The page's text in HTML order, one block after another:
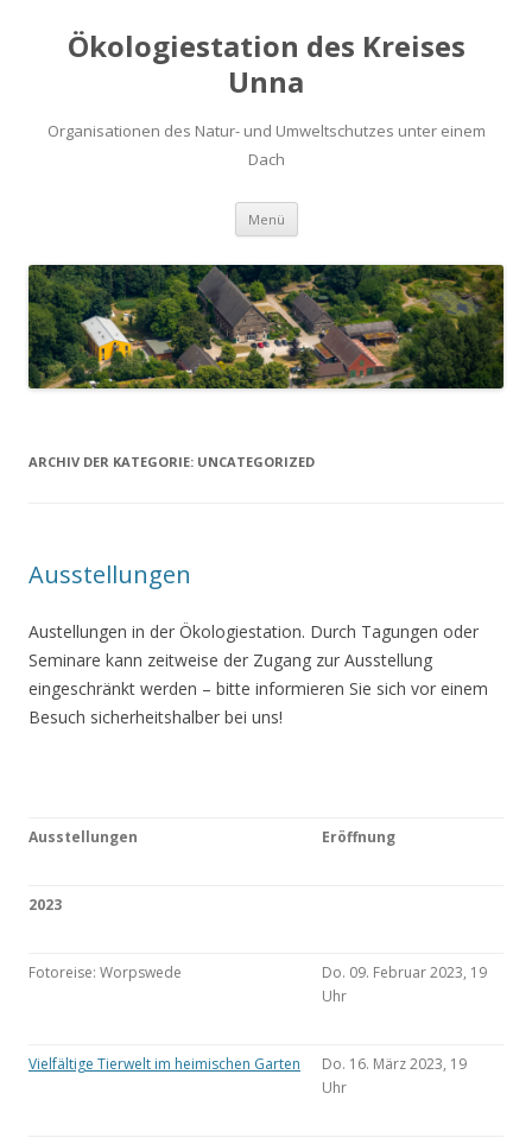
Ökologiestation des Kreises
Unna
Organisationen des Natur- und Umweltschutzes unter einem
Dach
Menü Zum
springen
ARCHIV DER KATEGORIE: UNCATEGORIZED
Ausstellungen
Austellungen in der Ökologiestation. Durch Tagungen oder
Seminare kann zeitweise der Zugang zur Ausstellung
eingeschränkt werden – bitte informieren Sie sich vor einem
Besuch sicherheitshalber bei uns!
Ausstellungen Eröffnung
2023
Fotoreise: Worpswede
Do. 09. Februar 2023, 19
Uhr
Vielfältige Tierwelt im heimischen Garten
Do. 16. März 2023, 19
Uhr